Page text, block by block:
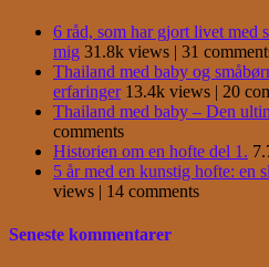
6 råd, som har gjort livet med
mig 31.8k views | 31
Thailand med baby og
erfaringer 13.4k views | 20
Thailand med baby – Den
comments
Historien om en hofte del 1.
5 år med en kunstig hofte: en
views | 14 comments
Seneste kommentarer